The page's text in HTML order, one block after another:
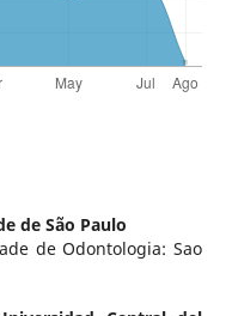
de São Paulo
de Odontologia: Sao